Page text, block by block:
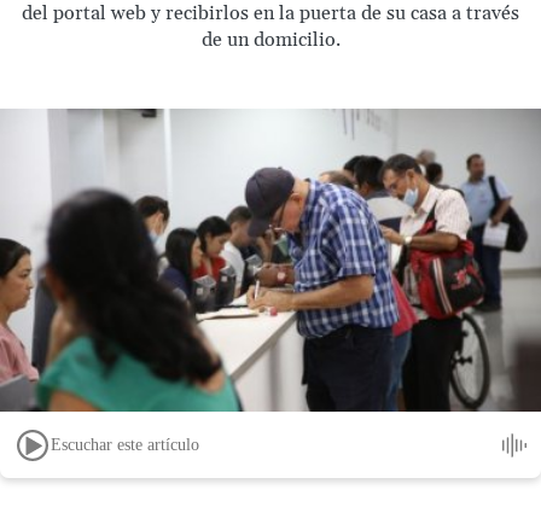
del portal web y recibirlos en la puerta de su casa a través
de un domicilio.
Escuchar este artículo